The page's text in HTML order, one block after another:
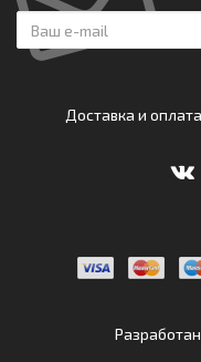
Доставка и оплата